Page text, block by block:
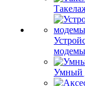
Умный